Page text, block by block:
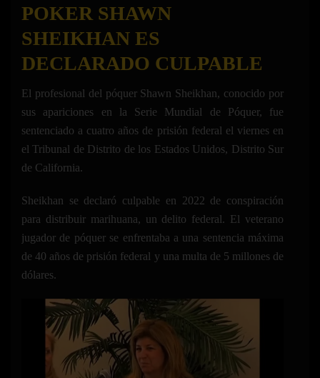
POKER SHAWN
SHEIKHAN ES
DECLARADO CULPABLE
El profesional del póquer Shawn Sheikhan, conocido por
sus apariciones en la Serie Mundial de Póquer, fue
sentenciado a cuatro años de prisión federal el viernes en
el Tribunal de Distrito de los Estados Unidos, Distrito Sur
de California.
Sheikhan se declaró culpable en 2022 de conspiración
para distribuir marihuana, un delito federal. El veterano
jugador de póquer se enfrentaba a una sentencia máxima
de 40 años de prisión federal y una multa de 5 millones de
dólares.